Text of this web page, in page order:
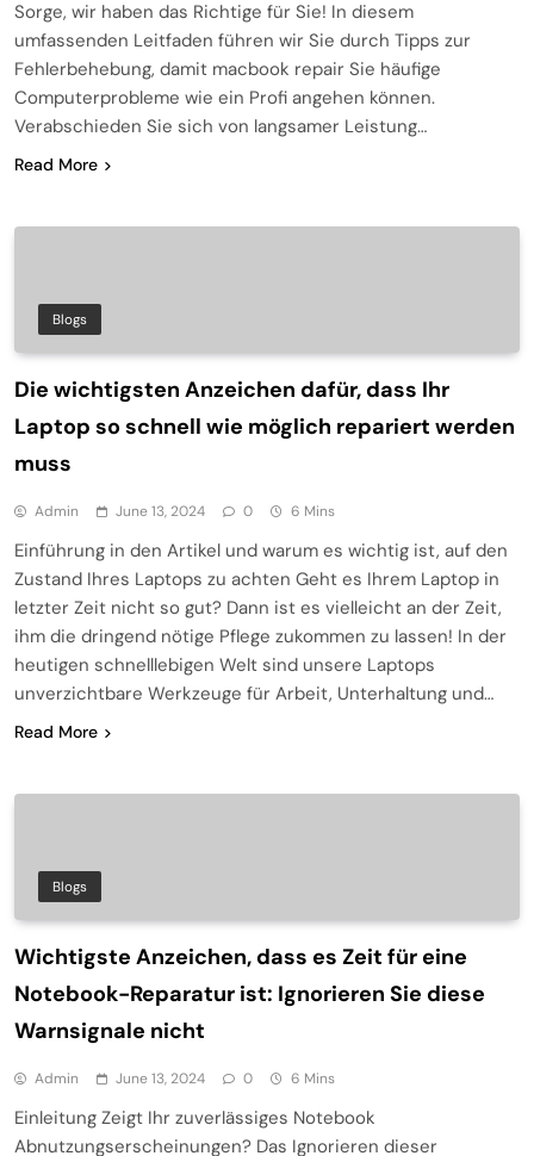
Sorge, wir haben das Richtige für Sie! In diesem
umfassenden Leitfaden führen wir Sie durch Tipps zur
Fehlerbehebung, damit macbook repair Sie häufige
Computerprobleme wie ein Profi angehen können.
Verabschieden Sie sich von langsamer Leistung…
Read More
Blogs
Die wichtigsten Anzeichen dafür, dass Ihr
Laptop so schnell wie möglich repariert werden
muss
Admin June 13, 2024 0 6 Mins
Einführung in den Artikel und warum es wichtig ist, auf den
Zustand Ihres Laptops zu achten Geht es Ihrem Laptop in
letzter Zeit nicht so gut? Dann ist es vielleicht an der Zeit,
ihm die dringend nötige Pflege zukommen zu lassen! In der
heutigen schnelllebigen Welt sind unsere Laptops
unverzichtbare Werkzeuge für Arbeit, Unterhaltung und…
Read More
Blogs
Wichtigste Anzeichen, dass es Zeit für eine
Notebook-Reparatur ist: Ignorieren Sie diese
Warnsignale nicht
Admin June 13, 2024 0 6 Mins
Einleitung Zeigt Ihr zuverlässiges Notebook
Abnutzungserscheinungen? Das Ignorieren dieser